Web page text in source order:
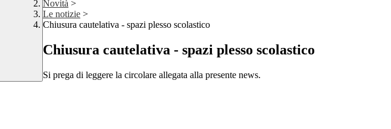
Novità >
Le notizie >
Chiusura cautelativa - spazi plesso scolastico
Chiusura cautelativa - spazi plesso scolastico
Si prega di leggere la circolare allegata alla presente news.